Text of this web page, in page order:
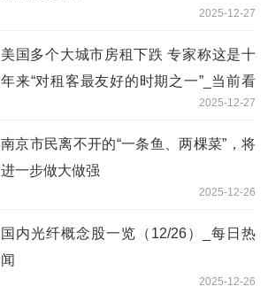
2025-12-27
美国多个大城市房租下跌 专家称这是十
年来“对租客最友好的时期之一”_当前看
2025-12-27
南京市民离不开的“一条鱼、两棵菜”，将
进一步做大做强
2025-12-26
国内光纤概念股一览（12/26）_每日热
闻
2025-12-26